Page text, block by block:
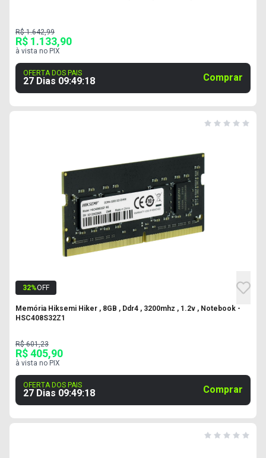
R$ 1.642,99
R$ 1.133,90
à vista no PIX
OFERTA DOS PAIS
27 Dias 09:49:17 Comprar
32%OFF
Memória Hiksemi Hiker , 8GB , Ddr4 , 3200mhz , 1.2v , Notebook -
HSC408S32Z1
R$ 601,23
R$ 405,90
à vista no PIX
OFERTA DOS PAIS
27 Dias 09:49:17 Comprar